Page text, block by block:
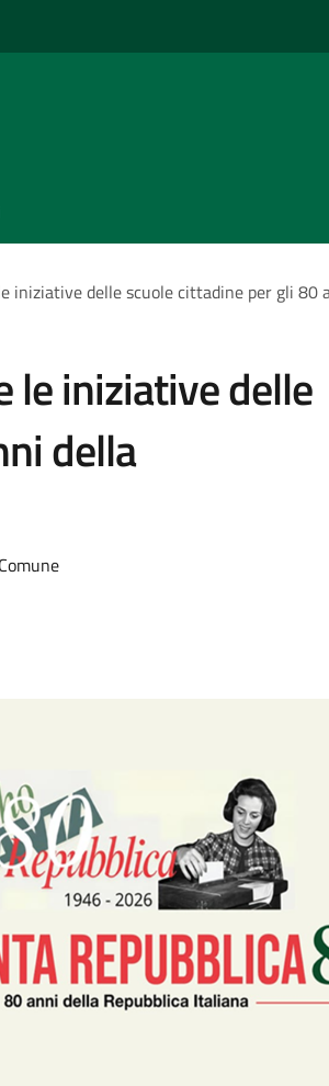
iniziative delle scuole cittadine per gli 80
le iniziative delle
della